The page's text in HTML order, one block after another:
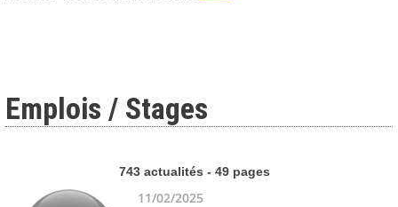
Emplois / Stages
743 actualités - 49 pages
11/02/2025